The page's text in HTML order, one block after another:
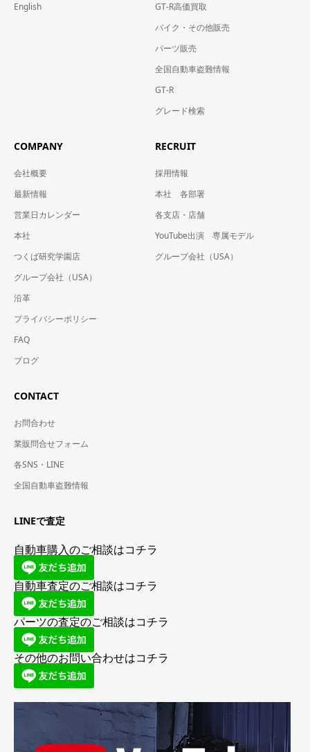
English
GT-R高価買取
バイク・その他販売
パーツ販売
全国自動車盗難情報
GT-R
グレード検索
COMPANY
会社概要
最新情報
営業日カレンダー
本社
つくば研究学園店
グループ会社（USA）
沿革
プライバシーポリシー
FAQ
ブログ
RECRUIT
採用情報
本社 各部署
各支店・店舗
YouTube出演 専属モデル
グループ会社（USA）
CONTACT
お問合わせ
業販問合せフォーム
各SNS・LINE
全国自動車盗難情報
LINEで査定
自動車購入のご相談はコチラ
自動車査定のご相談はコチラ
パーツの査定のご相談はコチラ
その他のお問い合わせはコチラ